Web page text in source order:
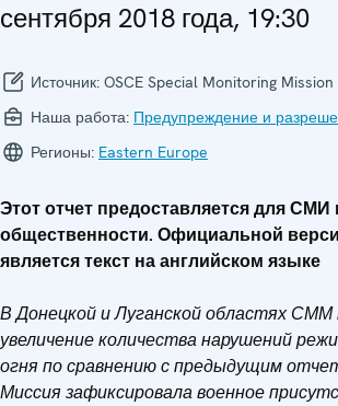
сентября 2018 года, 19:30
Источник: OSCE Special Monitoring
Наша работа: Предупреждение и
Регионы: Eastern Europe
Этот отчет предоставляется для
общественности. Официальной
является текст на английском языке
В Донецкой и Луганской областях
увеличение количества нарушений
огня по сравнению с предыдущим
Миссия зафиксировала военное